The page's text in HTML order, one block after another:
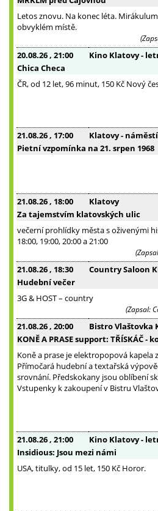
Letos znovu. Na konec léta.
obvyklém místě.
20.08.26 , 21:00
Kino Klatovy -
Chica Checa
ČR, od 12 let, 96 minut, 150 Kč Nový
21.08.26 , 17:00
Klatovy -
Pietní vzpomínka na 21. srpen 1968
21.08.26 , 18:00
Klatovy
Za tajemstvím klatovských ulic
večerní prohlídky města s oživenými
18:00, 19:00, 20:00 a 21:00
21.08.26 , 18:30
Country Saloon
Hudební večer
3G & HOST – country
(Zapsal:
21.08.26 , 20:00
Bistro Vlaštovka
KONĚ A PRASE support: TŘÍSKÁČ -
Koně a prase je elektropopová kapela
Přímočará hudební a textařská
srovnání. Předskokany jsou oblíbení
Vstupenky k zakoupení v Bistru
21.08.26 , 21:00
Kino Klatovy -
Insidious: Jsou mezi námi
USA, titulky, od 15 let, 150 Kč Horor.